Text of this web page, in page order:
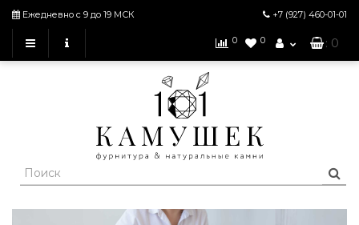
Ежедневно с 9 до 19 МСК +7 (927) 460-01-01
0 0 : 0